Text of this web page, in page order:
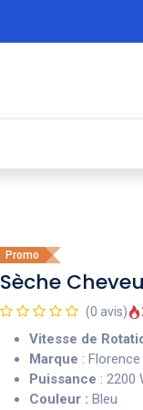
Promo
Sèche
(0 avis)
Vitesse de
Marque : Florence
Puissance : 2200
Couleur : Bleu